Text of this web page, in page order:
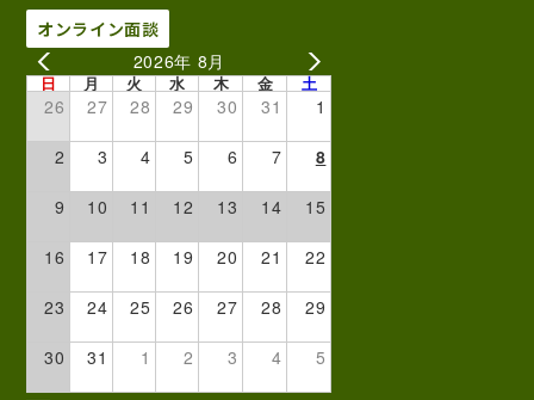
オンライン面談
2026年 8月
日 月 火 水 木 金 土
26 27 28 29 30 31 1
2 3 4 5 6 7 8
9 10 11 12 13 14 15
16 17 18 19 20 21 22
23 24 25 26 27 28 29
30 31 1 2 3 4 5